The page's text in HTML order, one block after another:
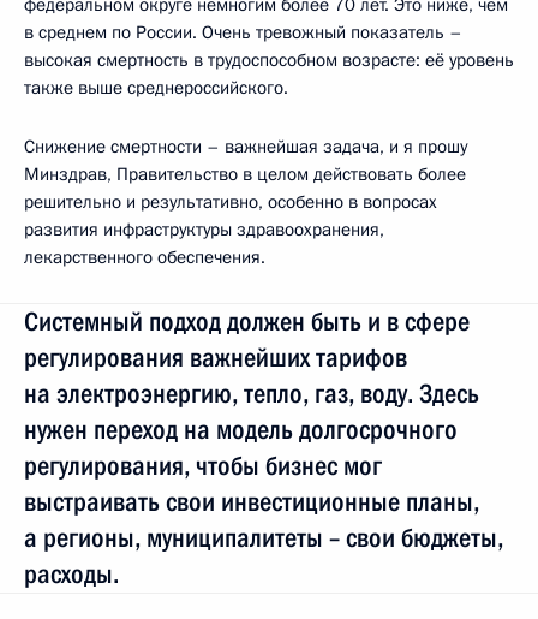
в среднем по России. Очень тревожный показатель –
высокая смертность в трудоспособном возрасте: её уровень
также выше среднероссийского.
Снижение смертности – важнейшая задача, и я прошу
Минздрав, Правительство в целом действовать более
решительно и результативно, особенно в вопросах
развития инфраструктуры здравоохранения,
лекарственного обеспечения.
Системный подход должен быть и в сфере
регулирования важнейших тарифов
на электроэнергию, тепло, газ, воду. Здесь
нужен переход на модель долгосрочного
регулирования, чтобы бизнес мог
выстраивать свои инвестиционные планы,
а регионы, муниципалитеты – свои бюджеты,
расходы.